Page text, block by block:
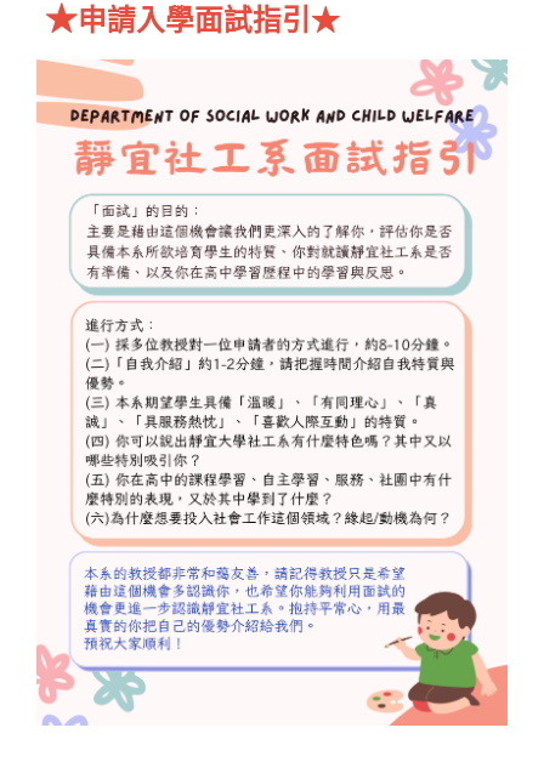
★申請入學面試指引★